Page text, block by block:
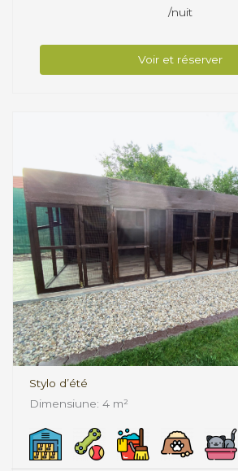
/nuit
Voir et réserver
Stylo d’été
Dimensiune: 4 m²